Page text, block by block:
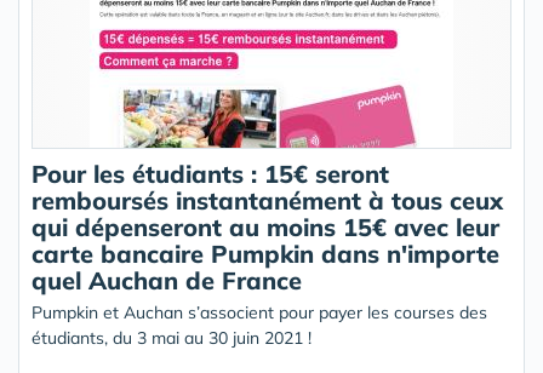
Pour les étudiants : 15€ seront
remboursés instantanément à tous ceux
qui dépenseront au moins 15€ avec leur
carte bancaire Pumpkin dans n'importe
quel Auchan de France
Pumpkin et Auchan s’associent pour payer les courses des
étudiants, du 3 mai au 30 juin 2021 !